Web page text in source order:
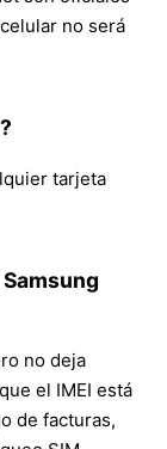
no será
tarjeta
no deja
el IMEI está
de facturas,